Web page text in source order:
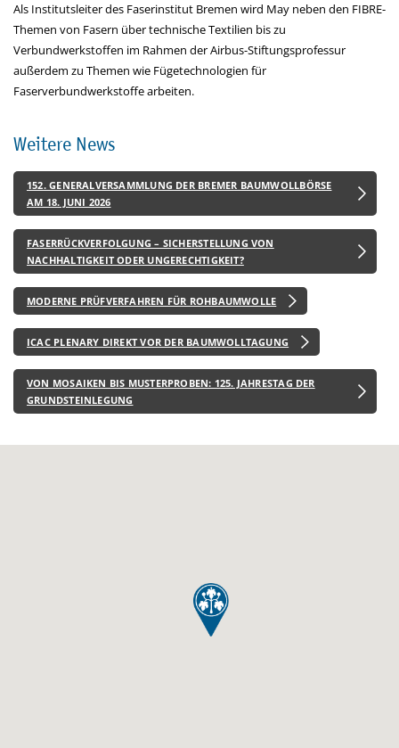
Als Institutsleiter des Faserinstitut Bremen wird May neben den FIBRE-
Themen von Fasern über technische Textilien bis zu
Verbundwerkstoffen im Rahmen der Airbus-Stiftungsprofessur
außerdem zu Themen wie Fügetechnologien für
Faserverbundwerkstoffe arbeiten.
Weitere News
152. GENERALVERSAMMLUNG DER BREMER BAUMWOLLBÖRSE
AM 18. JUNI 2026
FASERRÜCKVERFOLGUNG – SICHERSTELLUNG VON
NACHHALTIGKEIT ODER UNGERECHTIGKEIT?
MODERNE PRÜFVERFAHREN FÜR ROHBAUMWOLLE
ICAC PLENARY DIREKT VOR DER BAUMWOLLTAGUNG
VON MOSAIKEN BIS MUSTERPROBEN: 125. JAHRESTAG DER
GRUNDSTEINLEGUNG